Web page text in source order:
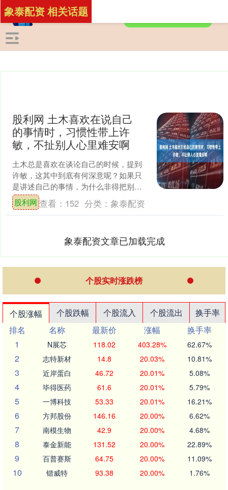
象泰配资 相关话题
股利网 土木喜欢在说自己
的事情时，习惯性带上许
敏，不扯别人心里难安啊
土木总是喜欢在谈论自己的时候，提到
许敏，这其中到底有何深意呢？如果只
是讲述自己的事情，为什么非得把别人
也扯进来呢？这种行为似乎让人有些摸
不着头脑。 每当别人问她....
股利网 查看： 152 分类： 象泰配资
象泰配资文章已加载完成
个股实时涨跌榜
个股涨幅 个股跌幅 个股流入 个股流出
换手率
排名
名称 最新价 涨幅
换手率
1
N展芯 118.02 403.28% 62.67%
2 志特新材 14.8 20.03% 10.81%
3 近岸蛋白 46.72 20.01% 5.08%
4 毕得医药 61.6 20.01% 5.79%
5 一博科技 53.33 20.01% 16.21%
6 方邦股份 146.16 20.00% 6.62%
7 南模生物 42.9 20.00% 4.68%
8 泰金新能 131.52 20.00% 22.89%
9 百普赛斯 64.75 20.00% 11.09%
10 锴威特 93.38 20.00% 1.76%